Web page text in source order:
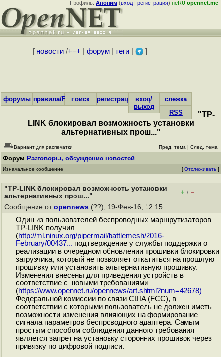
Профиль:Аноним(вход|регистрация)неRUopennet.me
[ новости/+++ форум| теги| ]
форумы правила/FAQпоиск регистрациявход/
выход
слежка
RSS
"TP-
LINK блокировал возможность установки
альтернативных прош..."
Вариант для распечатки Пред. тема | След. тема
Форум Разговоры, обсуждение новостей
Изначальное сообщение [ Отслеживать ]
"TP-LINK блокировал возможность установки
альтернативных прош..."
+ / –
Сообщение от opennews (??), 19-Фев-16, 12:15
Один из пользователей беспроводных маршрутизаторов
TP-LINK получил
(http://ml.ninux.org/pipermail/battlemesh/2016-
February/00437... подтверждение у службы поддержки о
реализации в очередном обновлении прошивки блокировки
загрузчика, который не позволяет откатиться на прошлую
прошивку или установить альтернативную прошивку.
Изменения внесены для приведения устройств в
соответствие с новыми требованиями
(https://www.opennet.ru/opennews/art.shtml?num=42678)
Федеральной комиссии по связи США (FCC), в
соответствии с которыми пользователь не должен иметь
возможности изменения влияющих на формирование
сигнала параметров беспроводного адаптера. Самым
простым способом соблюдения данного требования
является запрет на установку сторонних прошивок через
привязку по цифровой подписи.